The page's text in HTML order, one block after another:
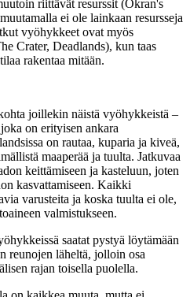
riittävät resurssit (Okran's
ei ole lainkaan resursseja
vyöhykkeet ovat myös
Crater, Deadlands), kun taas
rakentaa mitään.
joillekin näistä vyöhykkeistä –
on erityisen ankara
on rautaa, kuparia ja kiveä,
maaperää ja tuulta. Jatkuvaa
keittämiseen ja kasteluun, joten
kasvattamiseen. Kaikki
varusteita ja koska tuulta ei ole,
valmistukseen.
saatat pystyä löytämään
reunojen läheltä, jolloin osa
rajan toisella puolella.